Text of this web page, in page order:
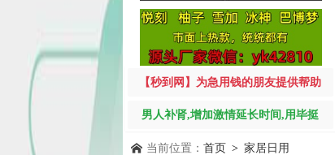
【秒到网】为急用钱的朋友提供帮助
男人补肾,增加激情延长时间,用毕挺
当前位置： 首页 > 家居日用